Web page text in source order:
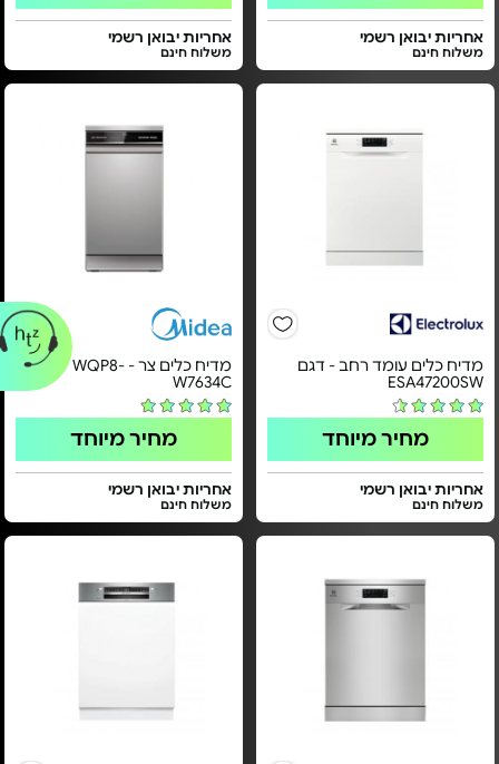
אחריות יבואן רשמי
משלוח חינם
אחריות יבואן רשמי
משלוח חינם
מדיח כלים עומד רחב - דגם
ESA47200SW
מחיר מיוחד
אחריות יבואן רשמי
משלוח חינם
מדיח כלים צר - WQP8-
W7634C
מחיר מיוחד
אחריות יבואן רשמי
משלוח חינם